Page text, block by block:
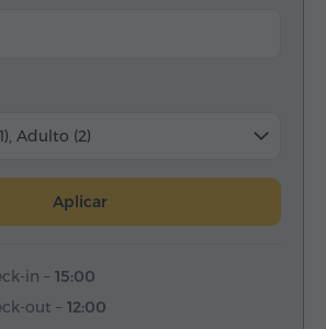
Adulto (2)
Aplicar
in – 15:00
out – 12:00